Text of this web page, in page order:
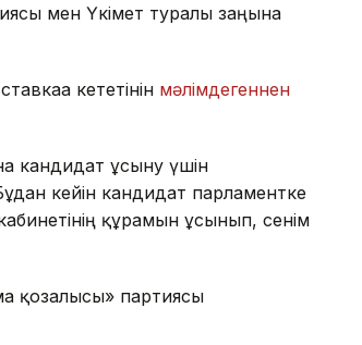
мен Үкімет туралы заңына
кететінін мәлімдегеннен
кандидат ұсыну үшін
кейін кандидат парламентке
құрамын ұсынып, сенім
қозғалысы» партиясы